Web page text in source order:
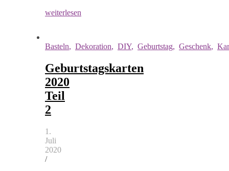
weiterlesen
Basteln, Dekoration, DIY, Geburtstag, Geschenk,
Geburtstagskarten
2020
Teil
2
1.
Juli
2020
/